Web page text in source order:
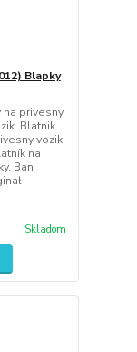
Blapky
privesny
Blatnik
vozik
na
Ban
Skladom